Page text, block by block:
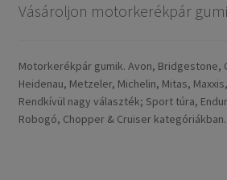
Vásároljon motorkerékpár
Motorkerékpár gumik. Avon, Bridgestone,
Heidenau, Metzeler, Michelin, Mitas,
Rendkívül nagy választék; Sport túra,
Robogó, Chopper & Cruiser kategóriákban.